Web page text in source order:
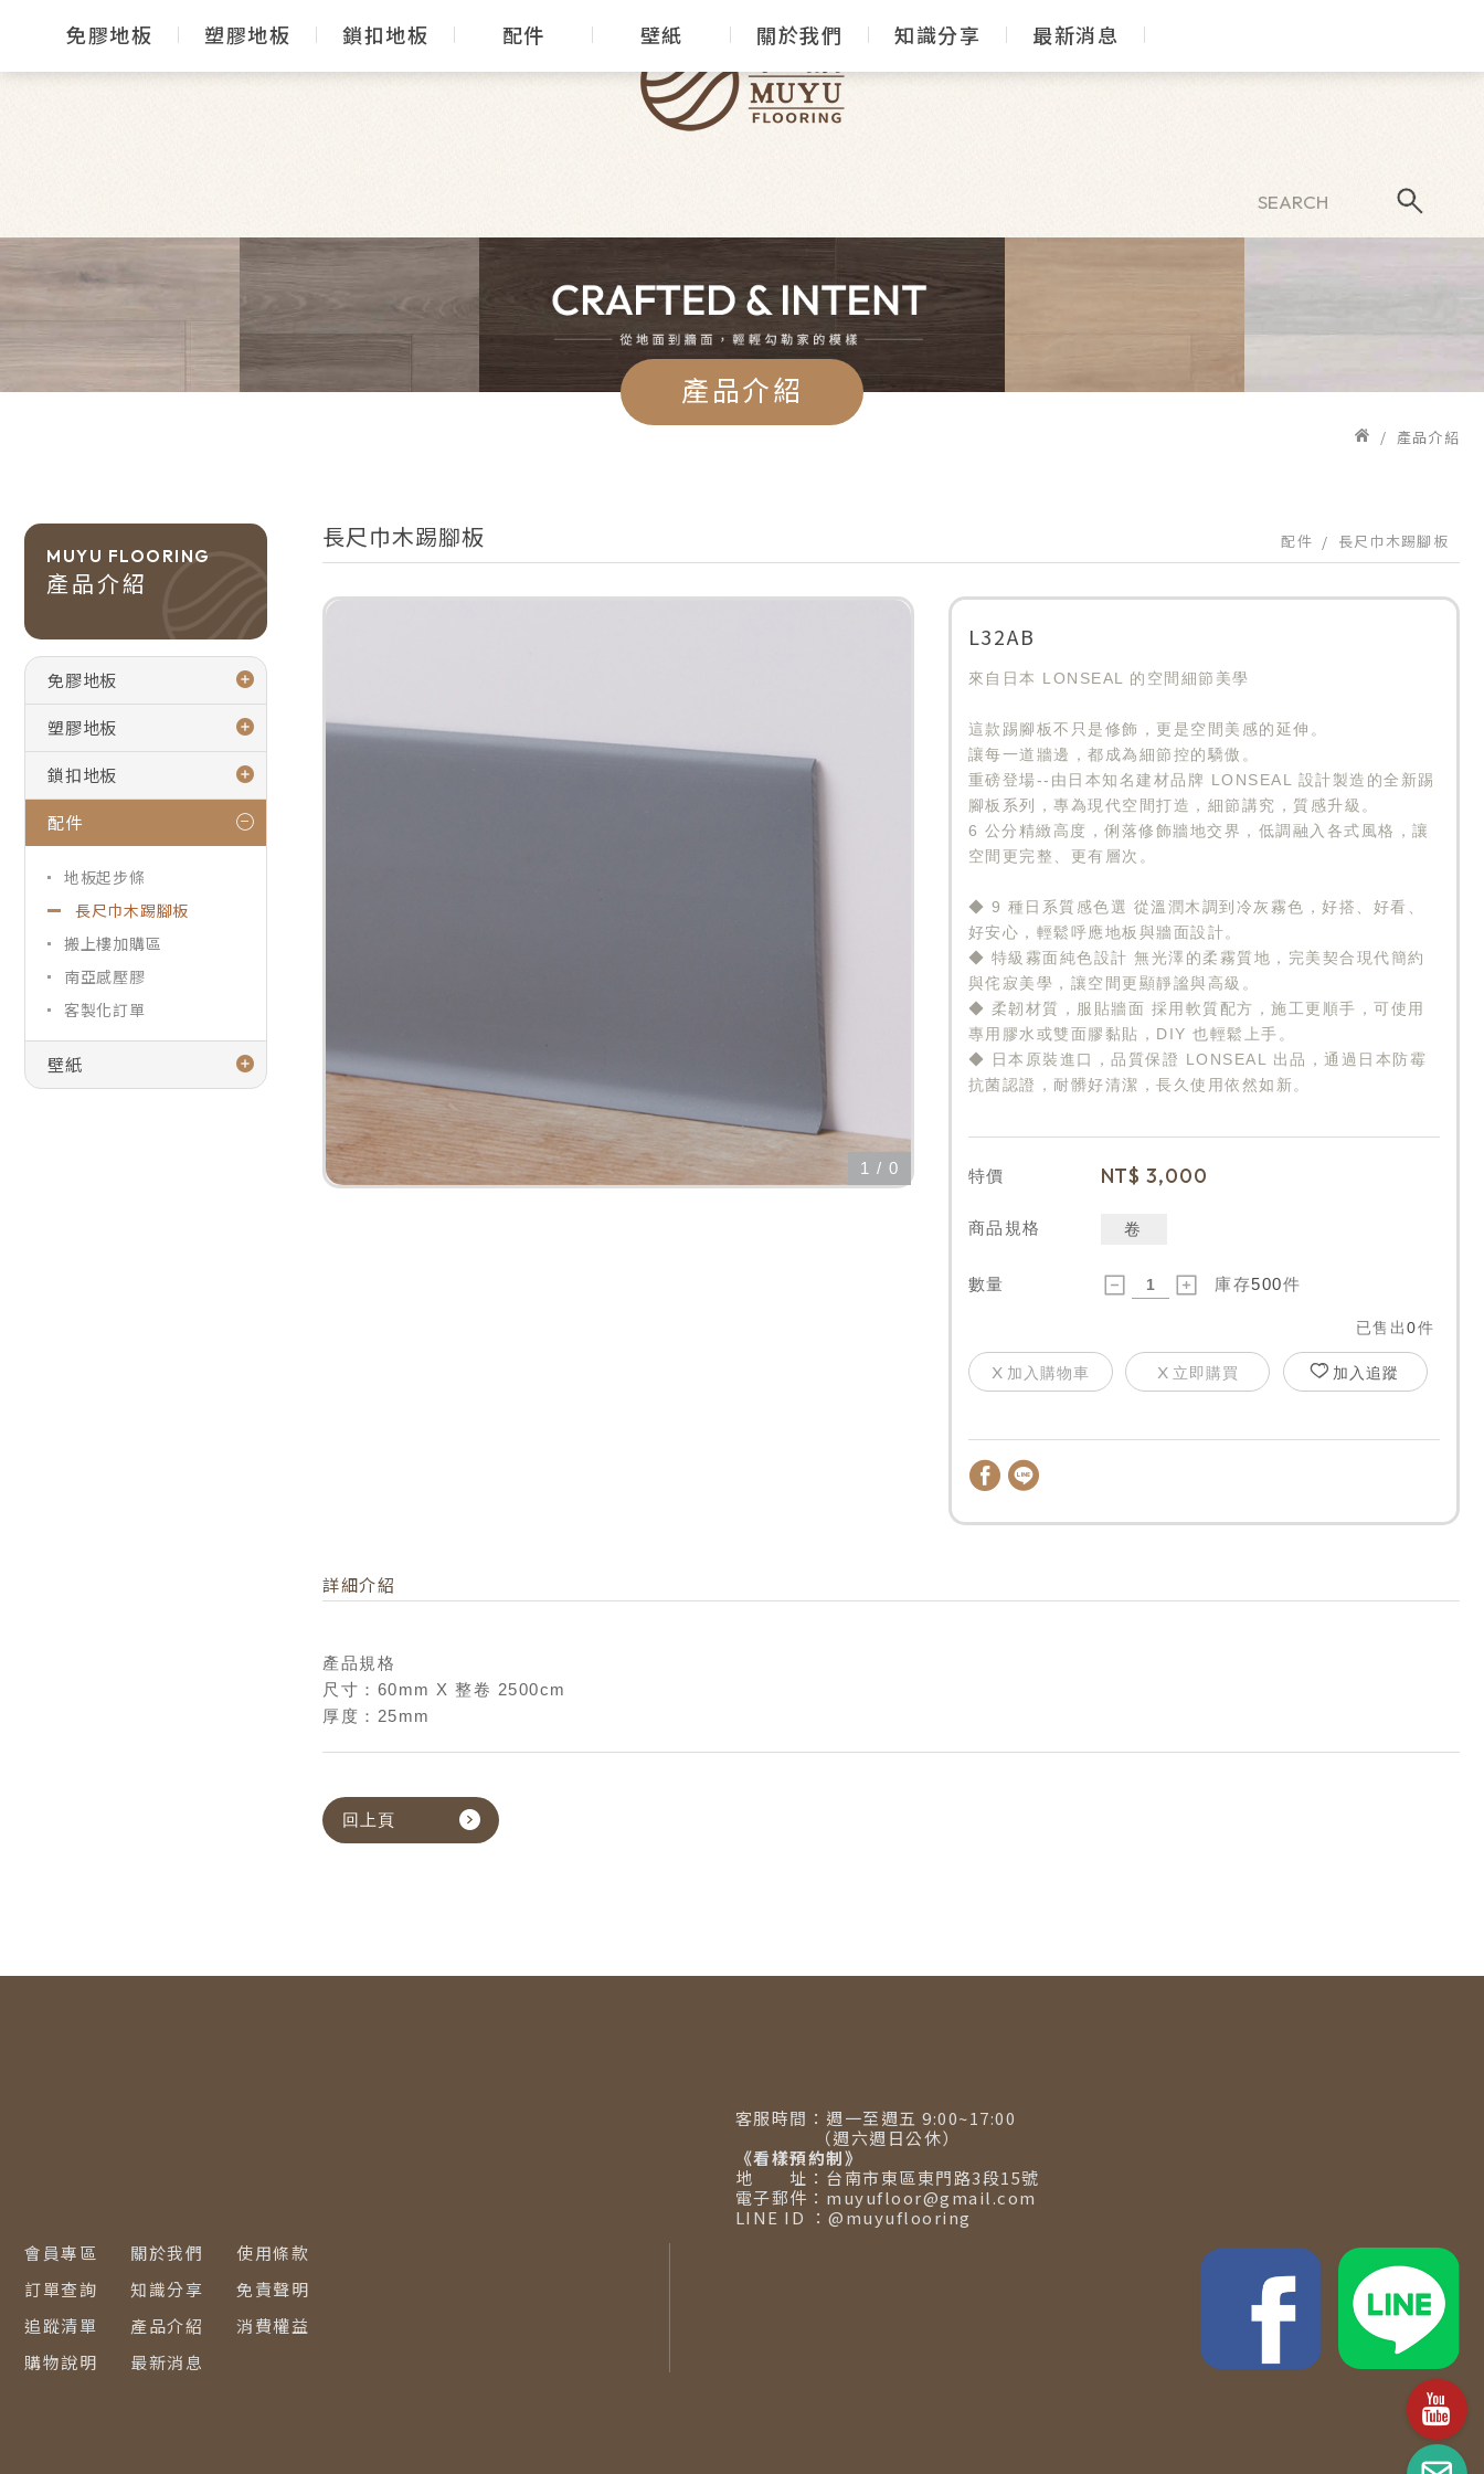
免膠地板 塑膠地板 鎖扣地板 配件 壁紙 關於我們 知識分享 最新消息
產品介紹
產品介紹
MUYU FLOORING
產品介紹
免膠地板
塑膠地板
鎖扣地板
配件
地板起步條
長尺巾木踢腳板
搬上樓加購區
南亞感壓膠
客製化訂單
壁紙
長尺巾木踢腳板 配件 長尺巾木踢腳板
L32AB
來自日本 LONSEAL 的空間細節美學
這款踢腳板不只是修飾，更是空間美感的延伸。
讓每一道牆邊，都成為細節控的驕傲。
重磅登場--由日本知名建材品牌 LONSEAL 設計製造的全新踢
腳板系列，專為現代空間打造，細節講究，質感升級。
6 公分精緻高度，俐落修飾牆地交界，低調融入各式風格，讓
空間更完整、更有層次。
◆ 9 種日系質感色選 從溫潤木調到冷灰霧色，好搭、好看、
好安心，輕鬆呼應地板與牆面設計。
◆ 特級霧面純色設計 無光澤的柔霧質地，完美契合現代簡約
與侘寂美學，讓空間更顯靜謐與高級。
◆ 柔韌材質，服貼牆面 採用軟質配方，施工更順手，可使用
專用膠水或雙面膠黏貼，DIY 也輕鬆上手。
◆ 日本原裝進口，品質保證 LONSEAL 出品，通過日本防霉
抗菌認證，耐髒好清潔，長久使用依然如新。
特價 NT$ 3,000
商品規格 卷
數量 庫存500件
已售出0件
加入購物車 立即購買 加入追蹤
1 / 0
詳細介紹
產品規格
尺寸：60mm X 整卷 2500cm
厚度：25mm
回上頁
客服時間：週一至週五 9:00~17:00
（週六週日公休）
《看樣預約制》
地 址：台南市東區東門路3段15號
電子郵件：muyufloor@gmail.com
LINE ID ：@muyuflooring
會員專區
訂單查詢
追蹤清單
購物說明
關於我們
知識分享
產品介紹
最新消息
使用條款
免責聲明
消費權益